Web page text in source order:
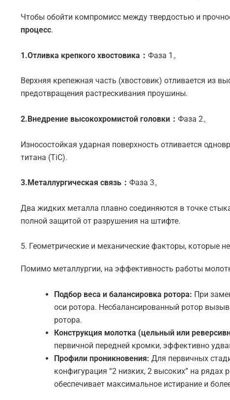
Чтобы обойти компромисс между твердостью и
процесс.
1.Отливка крепкого хвостовика： Фаза 1。
Верхняя крепежная часть (хвостовик) отливается из
предотвращения растрескивания проушины.
2.Внедрение высокохромистой головки： Фаза 2。
Износостойкая ударная поверхность отливается
титана (TiC).
3.Металлургическая связь： Фаза 3。
Два жидких металла плавно соединяются в точке
полной защитой от разрушения на штифте.
5. Геометрические и механические факторы, которые
Помимо металлургии, на эффективность работы
Подбор веса и балансировка ротора: При
оси ротора. Несбалансированный ротор
ротора.
Конструкция молотка (цельный или
первичной передней кромки, эффективно
Профили проникновения: Для первичных
конфигурация “2 низких, 2 высоких” на
обеспечивает максимальное истирание и